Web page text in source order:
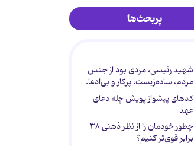
پربحث‌ها
شهید رئیسی، مردی بود از جنس
مردم، ساده‌زیست، پرکار و بی‌ادعا.
کدهای پیشواز پویش چله دعای
عهد
چطور خودمان را از نظر ذهنی ۳۸
برابر قوی‌تر کنیم؟